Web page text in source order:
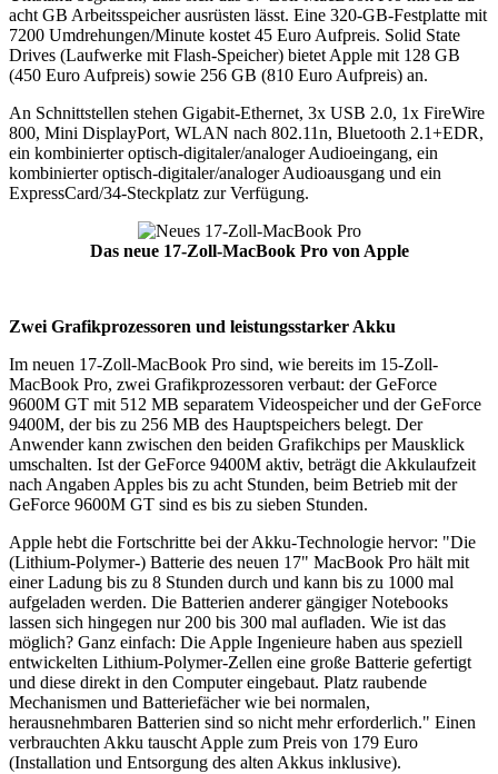
acht GB Arbeitsspeicher ausrüsten lässt. Eine 320-GB-Festplatte mit
7200 Umdrehungen/Minute kostet 45 Euro Aufpreis. Solid State
Drives (Laufwerke mit Flash-Speicher) bietet Apple mit 128 GB
(450 Euro Aufpreis) sowie 256 GB (810 Euro Aufpreis) an.
An Schnittstellen stehen Gigabit-Ethernet, 3x USB 2.0, 1x FireWire
800, Mini DisplayPort, WLAN nach 802.11n, Bluetooth 2.1+EDR,
ein kombinierter optisch-digitaler/analoger Audioeingang, ein
kombinierter optisch-digitaler/analoger Audioausgang und ein
ExpressCard/34-Steckplatz zur Verfügung.
Das neue 17-Zoll-MacBook Pro von Apple
Zwei Grafikprozessoren und leistungsstarker Akku
Im neuen 17-Zoll-MacBook Pro sind, wie bereits im 15-Zoll-
MacBook Pro, zwei Grafikprozessoren verbaut: der GeForce
9600M GT mit 512 MB separatem Videospeicher und der GeForce
9400M, der bis zu 256 MB des Hauptspeichers belegt. Der
Anwender kann zwischen den beiden Grafikchips per Mausklick
umschalten. Ist der GeForce 9400M aktiv, beträgt die Akkulaufzeit
nach Angaben Apples bis zu acht Stunden, beim Betrieb mit der
GeForce 9600M GT sind es bis zu sieben Stunden.
Apple hebt die Fortschritte bei der Akku-Technologie hervor: "Die
(Lithium-Polymer-) Batterie des neuen 17" MacBook Pro hält mit
einer Ladung bis zu 8 Stunden durch und kann bis zu 1000 mal
aufgeladen werden. Die Batterien anderer gängiger Notebooks
lassen sich hingegen nur 200 bis 300 mal aufladen. Wie ist das
möglich? Ganz einfach: Die Apple Ingenieure haben aus speziell
entwickelten Lithium-Polymer-Zellen eine große Batterie gefertigt
und diese direkt in den Computer eingebaut. Platz raubende
Mechanismen und Batteriefächer wie bei normalen,
herausnehmbaren Batterien sind so nicht mehr erforderlich." Einen
verbrauchten Akku tauscht Apple zum Preis von 179 Euro
(Installation und Entsorgung des alten Akkus inklusive).